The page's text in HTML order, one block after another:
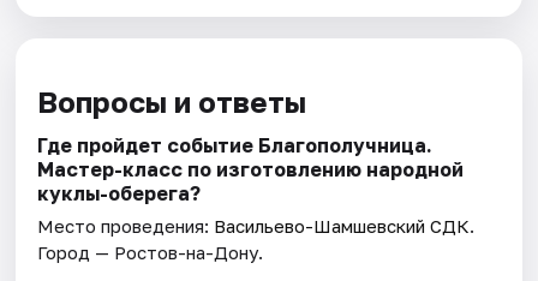
Вопросы и ответы
Где пройдет событие Благополучница.
Мастер-класс по изготовлению народной
куклы-оберега?
Место проведения: Васильево-Шамшевский СДК.
Город — Ростов-на-Дону.